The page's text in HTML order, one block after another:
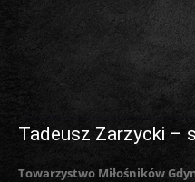
Tadeusz Zarzycki –
Towarzystwo Miłośników